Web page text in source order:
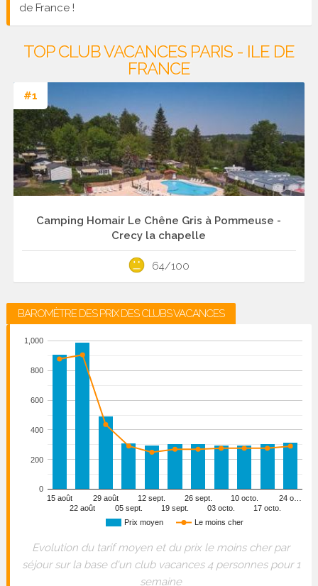
de France !
TOP CLUB VACANCES PARIS - ILE DE
FRANCE
#1
Camping Homair Le Chêne Gris à Pommeuse -
Crecy la chapelle
64/100
BAROMÈTRE DES PRIX DES CLUBS VACANCES
Prix moyen Le moins cher
15 août
22 août
29 août
05 sept.
12 sept.
19 sept.
26 sept.
03 octo.
10 octo.
17 octo.
24 o…
0
200
400
600
800
1,000
Evolution du tarif moyen et du prix le moins cher par
séjour sur la base d'un club vacances 4 personnes pour 1
semaine